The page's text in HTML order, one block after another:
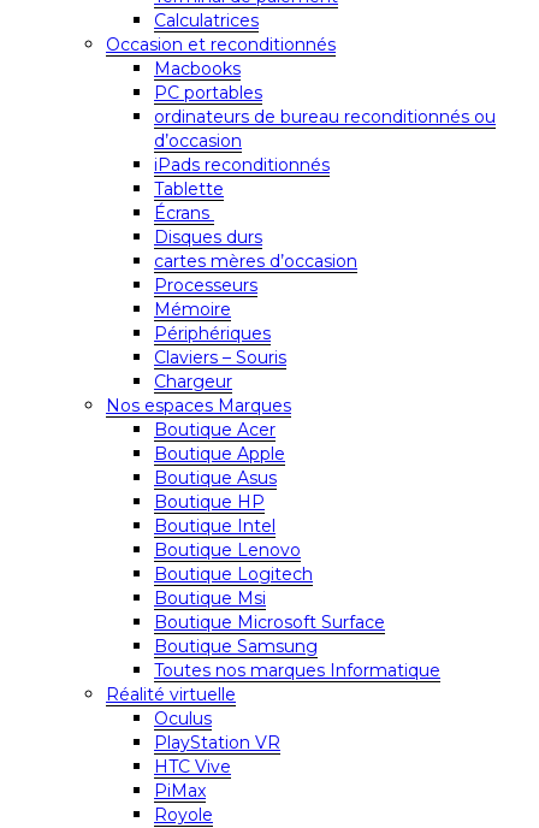
Calculatrices
Occasion et reconditionnés
Macbooks
PC portables
ordinateurs de bureau reconditionnés ou
d’occasion
iPads reconditionnés
Tablette
Écrans
Disques durs
cartes mères d’occasion
Processeurs
Mémoire
Périphériques
Claviers – Souris
Chargeur
Nos espaces Marques
Boutique Acer
Boutique Apple
Boutique Asus
Boutique HP
Boutique Intel
Boutique Lenovo
Boutique Logitech
Boutique Msi
Boutique Microsoft Surface
Boutique Samsung
Toutes nos marques Informatique
Réalité virtuelle
Oculus
PlayStation VR
HTC Vive
PiMax
Royole